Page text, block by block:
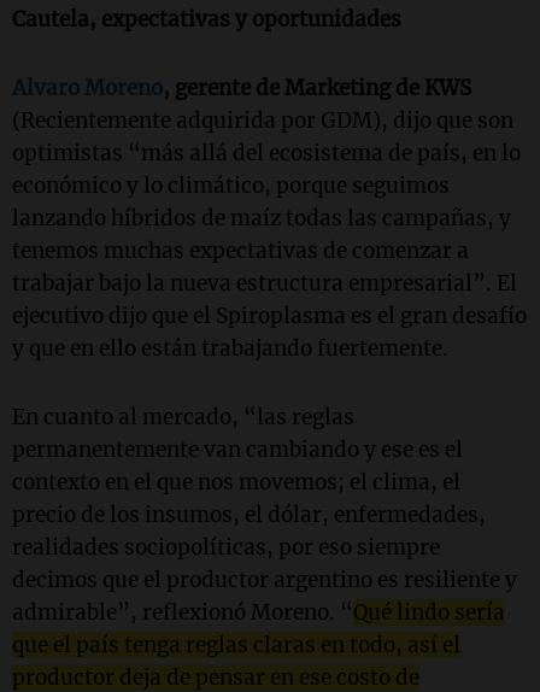
Cautela, expectativas y oportunidades
Alvaro Moreno, gerente de Marketing de KWS
(Recientemente adquirida por GDM), dijo que son
optimistas “más allá del ecosistema de país, en lo
económico y lo climático, porque seguimos
lanzando híbridos de maíz todas las campañas, y
tenemos muchas expectativas de comenzar a
trabajar bajo la nueva estructura empresarial”. El
ejecutivo dijo que el Spiroplasma es el gran desafío
y que en ello están trabajando fuertemente.
En cuanto al mercado, “las reglas
permanentemente van cambiando y ese es el
contexto en el que nos movemos; el clima, el
precio de los insumos, el dólar, enfermedades,
realidades sociopolíticas, por eso siempre
decimos que el productor argentino es resiliente y
admirable”, reflexionó Moreno. “Qué lindo sería
que el país tenga reglas claras en todo, así el
productor deja de pensar en ese costo de